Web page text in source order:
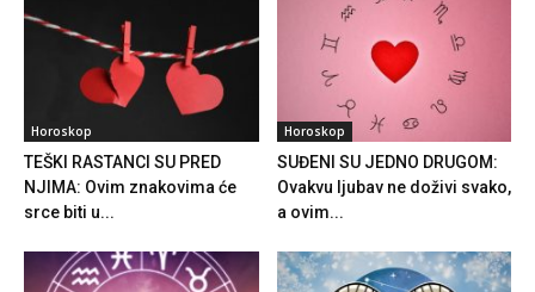
Horoskop
TEŠKI RASTANCI SU PRED
NJIMA: Ovim znakovima će
srce biti u...
Horoskop
SUĐENI SU JEDNO DRUGOM:
Ovakvu ljubav ne doživi svako,
a ovim...